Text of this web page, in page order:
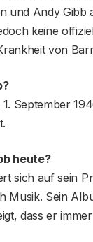
und Andy Gibb
keine
von
September
heute?
sich auf sein
Musik. Sein
dass er